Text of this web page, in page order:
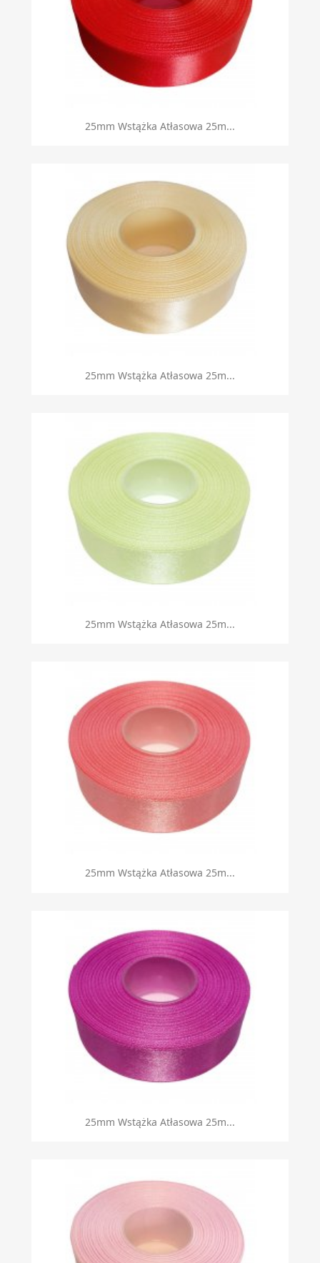
25mm Wstążka Atłasowa 25m...
25mm Wstążka Atłasowa 25m...
25mm Wstążka Atłasowa 25m...
25mm Wstążka Atłasowa 25m...
25mm Wstążka Atłasowa 25m...